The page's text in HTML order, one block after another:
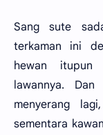
Sang sute
terkaman ini
hewan itupun
lawannya.
menyerang
sementara